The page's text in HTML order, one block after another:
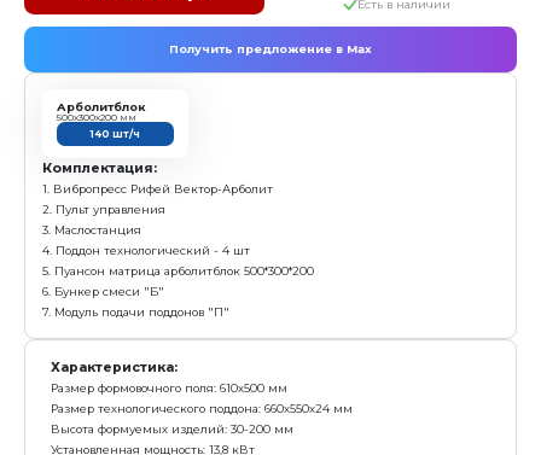
Установленная мощность: 13,8 кВт
Масса: 1 850 кг
Режим работы: механизированный
Преимущества:
За 1 цикл формуется 2 арболитблока
Возможность дальнейшего дооснащения
Простота в эксплуатации, адаптирован к любому
квалификации рабочих
Вибропресс Рифей-Вектор-Арболит-БП